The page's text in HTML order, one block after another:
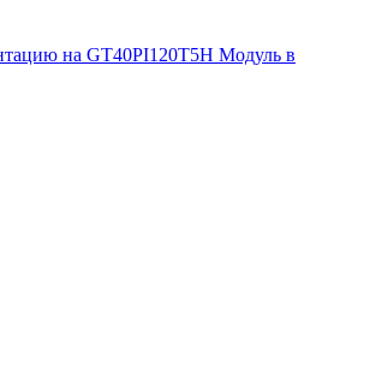
на GT40PI120T5H Модуль в